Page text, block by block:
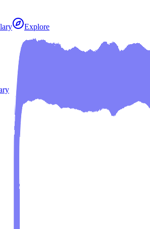
Explore